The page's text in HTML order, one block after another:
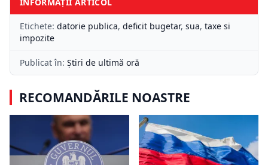
Etichete: datorie publica, deficit bugetar, sua, taxe si
impozite
Publicat în: Știri de ultimă oră
RECOMANDĂRILE NOASTRE